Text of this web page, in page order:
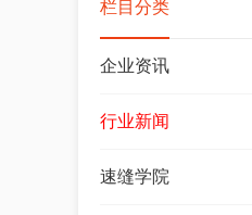
栏目分类
企业资讯
行业新闻
速缝学院